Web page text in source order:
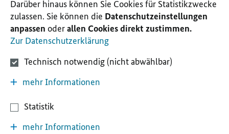
Darüber hinaus können Sie Cookies für Statistikzwecke
zulassen. Sie können die Datenschutzeinstellungen
anpassen oderallen Cookies direkt zustimmen.
Zur Datenschutzerklärung
Technisch notwendig (nicht abwählbar)
mehr Informationen
Statistik
mehr Informationen